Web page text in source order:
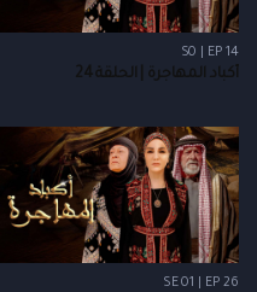
S0 | EP 14
أكباد المهاجرة | الحلقة 24
SE 01 | EP 26